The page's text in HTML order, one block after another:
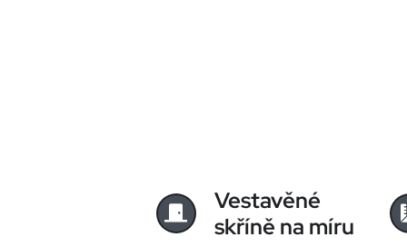
Vestavěné
skříně na míru